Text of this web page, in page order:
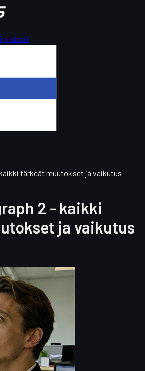
pistooli
tärkeät muutokset ja vaikutus
2 - kaikki
ja vaikutus